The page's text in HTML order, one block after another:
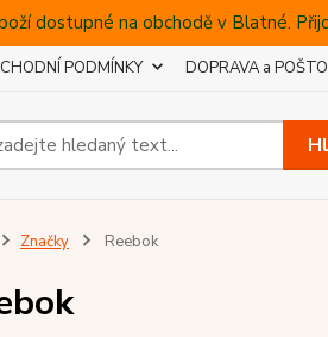
dostupné na obchodě v Blatné.
PODMÍNKY DOPRAVA a
Značky Reebok